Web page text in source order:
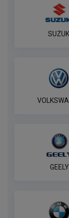
SUZUKI
GEELY